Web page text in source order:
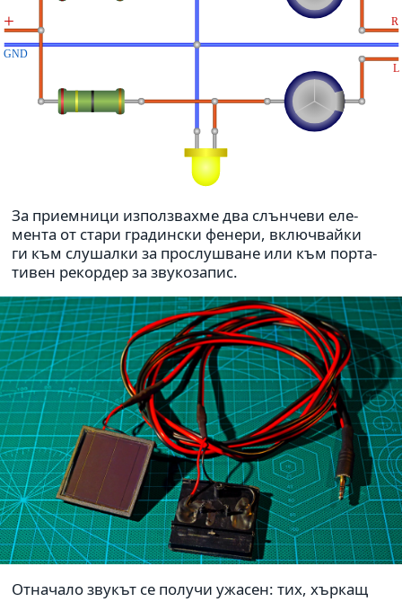
За при­ем­ници използ­вахме два слън­чеви еле­
мента от стари гра­дин­ски фенери, вклю­ч­вайки
ги към слу­шалки за про­слу­шване или към пор­та­
ти­вен рекор­дер за зву­ко­за­пис.
Отначало звукът се получи ужасен: тих, хъркащ